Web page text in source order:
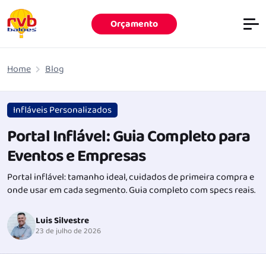
Orçamento
Home Blog
Infláveis Personalizados
Portal Inflável: Guia Completo para
Eventos e Empresas
Portal inflável: tamanho ideal, cuidados de primeira compra e
onde usar em cada segmento. Guia completo com specs reais.
Luis Silvestre
23 de julho de 2026